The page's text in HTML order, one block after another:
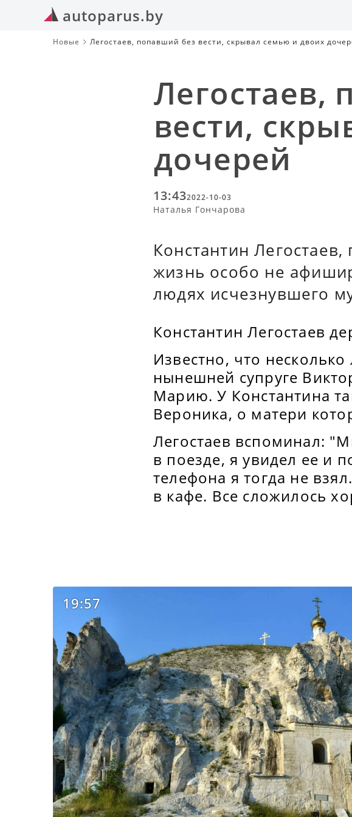
autoparus.by
Новые Легостаев, попавший без вести, скрывал семью и двоих
Легостаев,
вести,
дочерей
13:432022-10-03
Наталья Гончарова
Константин
жизнь особо не
людях исчезнувшего
Константин Легостаев
Известно, что
нынешней супруге
Марию. У Константина
Вероника, о матери
Легостаев вспоминал:
в поезде, я увидел ее и
телефона я тогда не
в кафе. Все сложилось
19:57